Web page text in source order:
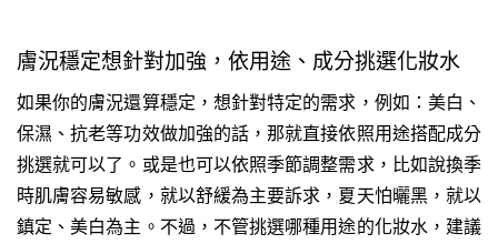
膚況穩定想針對加強，依用途、成分挑選化妝水
如果你的膚況還算穩定，想針對特定的需求，例如：美白、
保濕、抗老等功效做加強的話，那就直接依照用途搭配成分
挑選就可以了。或是也可以依照季節調整需求，比如說換季
時肌膚容易敏感，就以舒緩為主要訴求，夏天怕曬黑，就以
鎮定、美白為主。不過，不管挑選哪種用途的化妝水，建議